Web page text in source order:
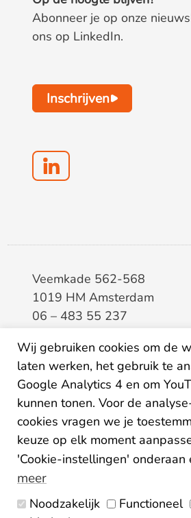
Abonneer je op onze
ons op LinkedIn.
Inschrijven
Veemkade 562-568
1019 HM Amsterdam
06 – 483 55 237
BTW8133.20.343.B.01
KvK34207150
IBAN
Wij gebruiken cookies om de
laten werken, het gebruik te
Google Analytics 4 en om
kunnen tonen. Voor de
cookies vragen we je
keuze op elk moment
'Cookie-instellingen' onderaan
meer
Noodzakelijk Functioneel